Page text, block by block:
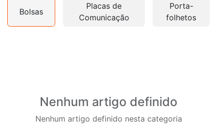
Bolsas
Placas de
Comunicação
Porta-
folhetos
Nenhum artigo definido
Nenhum artigo definido nesta categoria